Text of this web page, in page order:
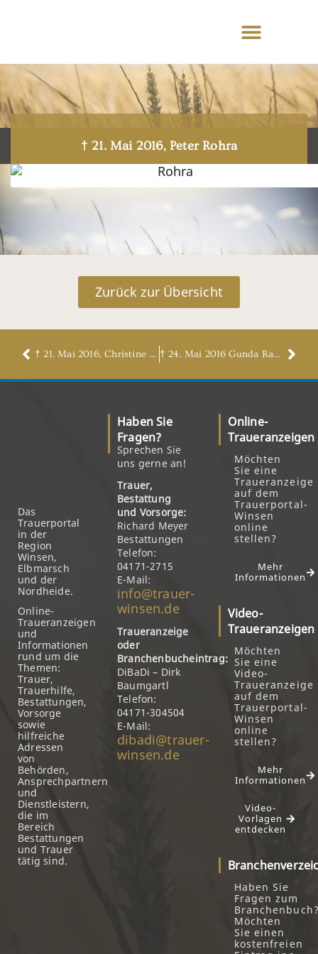
† 21. Mai 2016, Peter Rohra
Zurück zur Übersicht
† 21. Mai 2016, Christine Wollermann, geb. Wilcke † 24. Mai 2016 Gunda Rademacher, geb. Band
Das
Trauerportal
in der
Region
Winsen,
Elbmarsch
und der
Nordheide.
Online-
Traueranzeigen
und
Informationen
rund um die
Themen:
Trauer,
Trauerhilfe,
Bestattungen,
Vorsorge
sowie
hilfreiche
Adressen
von
Behörden,
Ansprechpartnern
und
Dienstleistern,
die im
Bereich
Bestattungen
und Trauer
tätig sind.
Haben Sie
Fragen?
Sprechen Sie
uns gerne an!
Trauer,
Bestattung
und Vorsorge:
Richard Meyer
Bestattungen
Telefon:
04171-2715
E-Mail:
info@trauer-
winsen.de
Traueranzeige
oder
Branchenbucheintrag:
DiBaDi – Dirk
Baumgartl
Telefon:
04171-304504
E-Mail:
dibadi@trauer-
winsen.de
Online-
Traueranzeigen
Möchten
Sie eine
Traueranzeige
auf dem
Trauerportal-
Winsen
online
stellen?
Mehr
Informationen
Video-
Traueranzeigen
Möchten
Sie eine
Video-
Traueranzeige
auf dem
Trauerportal-
Winsen
online
stellen?
Mehr
Informationen
Video-
Vorlagen
entdecken
Haben Sie
Fragen zum
Möchten
Sie einen
kostenfreien